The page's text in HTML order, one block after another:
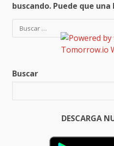
buscando. Puede que
Buscar:
Buscar
DESCARGA